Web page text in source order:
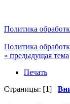
Политика
Политика
« предыдущая тема
Печать
Страницы: [1]